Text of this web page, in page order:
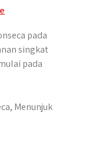
pada
singkat
pada